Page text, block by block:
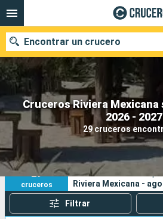
Cruceros Riviera
2026 - 2027
29 cruceros
Encontrar un crucero
Fecha de salida
29
cruceros
Sus criterios de
Riviera Mexicana -
Filtrar